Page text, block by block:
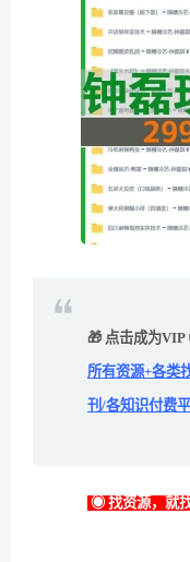
🎁 点击成为
所有资源+各类
刊/各知识付费
◉ 找资源，就